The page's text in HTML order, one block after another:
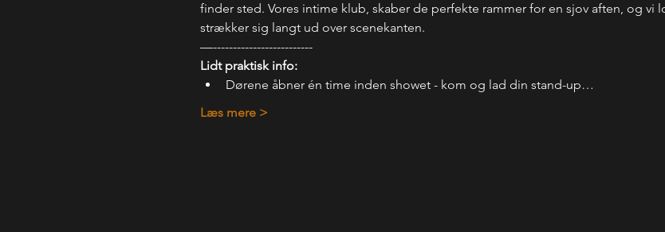
finder sted. Vores intime klub, skaber de perfekte rammer for en sjov aften, og vi
strækker sig langt ud over scenekanten.
—-------------------------
Lidt praktisk info:
Dørene åbner én time inden showet - kom og lad din stand-up…
Læs mere >